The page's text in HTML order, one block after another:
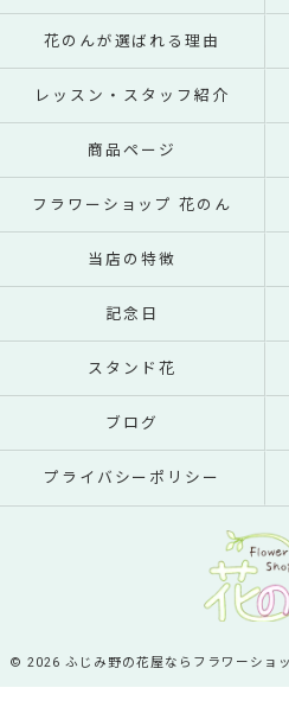
花のんが選ばれる理由
レッスン・スタッフ紹介
商品ページ
フラワーショップ 花のん
当店の特徴
記念日
スタンド花
ブログ
プライバシーポリシー
© 2026 ふじみ野の花屋ならフラワーショ